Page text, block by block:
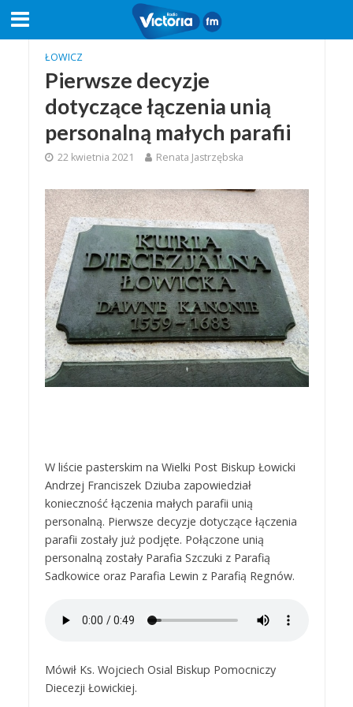
ŁOWICZ
Pierwsze decyzje
dotyczące łączenia unią
personalną małych parafii
22 kwietnia 2021 Renata Jastrzębska
W liście pasterskim na Wielki Post Biskup Łowicki
Andrzej Franciszek Dziuba zapowiedział
konieczność łączenia małych parafii unią
personalną. Pierwsze decyzje dotyczące łączenia
parafii zostały już podjęte. Połączone unią
personalną zostały Parafia Szczuki z Parafią
Sadkowice oraz Parafia Lewin z Parafią Regnów.
Mówił Ks. Wojciech Osial Biskup Pomocniczy
Diecezji Łowickiej.